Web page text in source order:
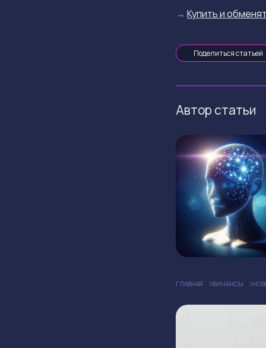
→ Купить и
Поделиться статьей
Автор статьи
ГЛАВНАЯ ФИНАНСЫ